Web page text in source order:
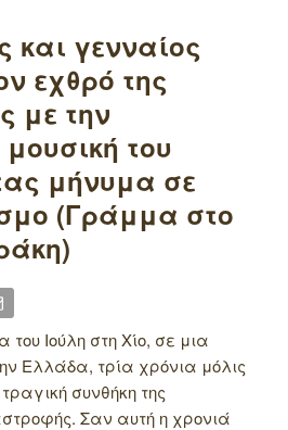
γενναίος
εχθρό της
με την
μουσική του
μήνυμα σε
(Γράμμα στο
Ιούλη στη Χίο, σε μια
Ελλάδα, τρία χρόνια μόλις
συνθήκη της
Σαν αυτή η χρονιά